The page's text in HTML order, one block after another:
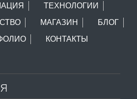
ТЕХНОЛОГИИ
МАГАЗИН
БЛОГ
КОНТАКТЫ